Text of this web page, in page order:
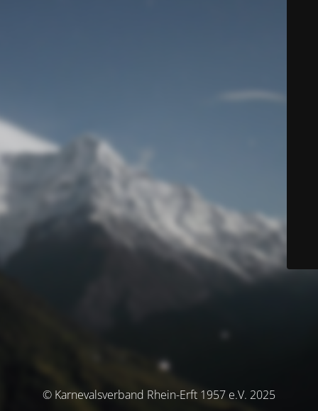
© Karnevalsverband Rhein-Erft 1957 e.V. 2025